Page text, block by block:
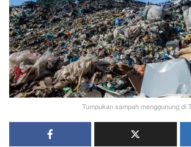
Tumpukan sampah menggunung di